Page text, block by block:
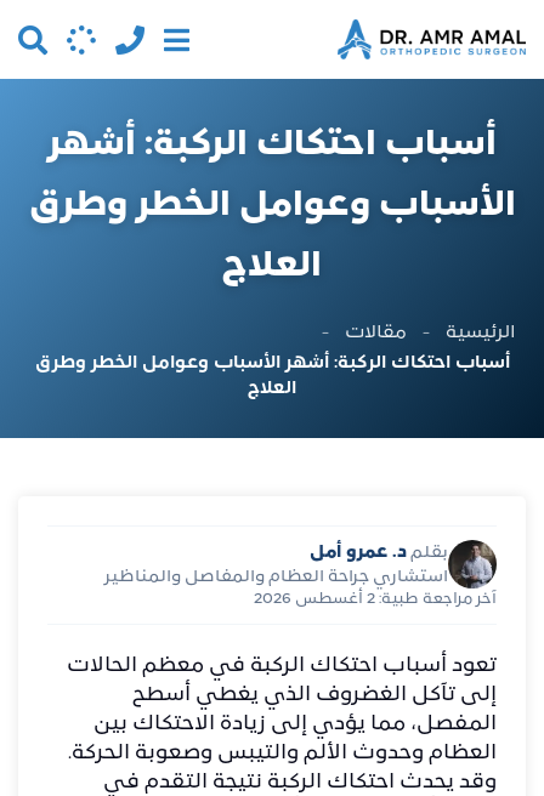
أسباب احتكاك الركبة: أشهر
الأسباب وعوامل الخطر وطرق
العلاج
الرئيسية - مقالات
-
أسباب احتكاك الركبة: أشهر الأسباب وعوامل الخطر وطرق
العلاج
بقلم د. عمرو أمل
استشاري جراحة العظام والمفاصل والمناظير
آخر مراجعة طبية: 2 أغسطس 2026
تعود أسباب احتكاك الركبة في معظم الحالات
إلى تآكل الغضروف الذي يغطي أسطح
المفصل، مما يؤدي إلى زيادة الاحتكاك بين
العظام وحدوث الألم والتيبس وصعوبة الحركة.
وقد يحدث احتكاك الركبة نتيجة التقدم في